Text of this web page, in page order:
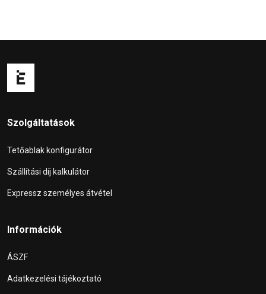
Szolgáltatások
Tetőablak konfigurátor
Szállítási díj kalkulátor
Expressz személyes átvétel
Információk
ÁSZF
Adatkezelési tájékoztató